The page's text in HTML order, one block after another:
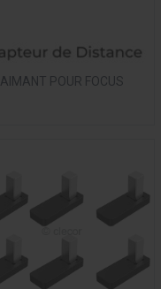
AIMANT POUR FOCUS